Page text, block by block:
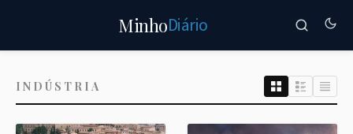
MinhoDiário
INDÚSTRIA